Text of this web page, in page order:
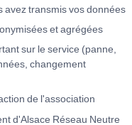
avez transmis vos données
et agrégées
sur le service (panne,
changement
de l'association
d'Alsace Réseau Neutre